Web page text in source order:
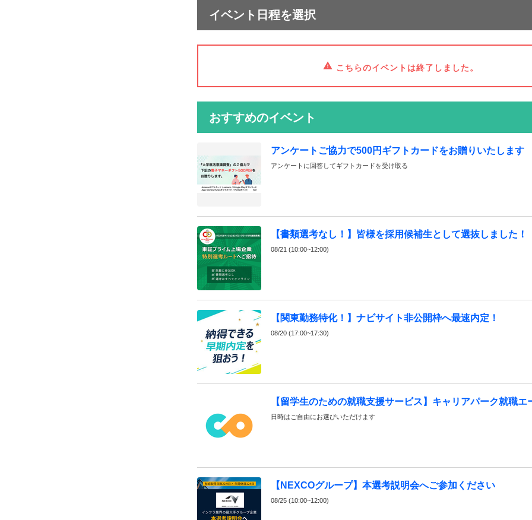
イベント日程を選択
こちらのイベントは終了しました。
おすすめのイベント
アンケートご協力で500円ギフトカードをお贈りいたします
アンケートに回答してギフトカードを受け取る
【書類選考なし！】皆様を採用候補生として選抜しました！
08/21 (10:00~12:00)
【関東勤務特化！】ナビサイト非公開枠へ最速内定！
08/20 (17:00~17:30)
【留学生のための就職支援サービス】キャリアパーク就職エ
日時はご自由にお選びいただけます
【NEXCOグループ】本選考説明会へご参加ください
08/25 (10:00~12:00)